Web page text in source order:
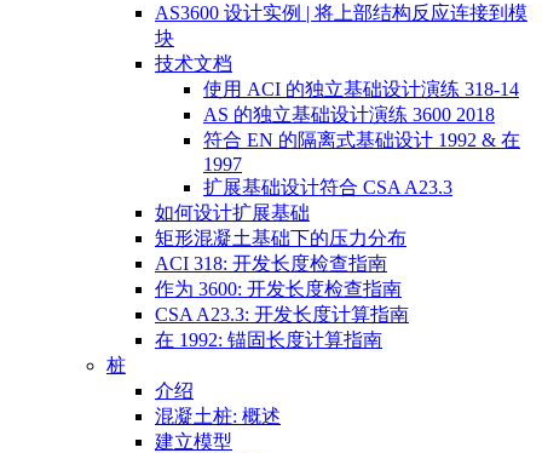
AS3600 设计实例 | 将上部结构反应连接到模
块
技术文档
使用 ACI 的独立基础设计演练 318-14
AS 的独立基础设计演练 3600 2018
符合 EN 的隔离式基础设计 1992 & 在
1997
扩展基础设计符合 CSA A23.3
如何设计扩展基础
矩形混凝土基础下的压力分布
ACI 318: 开发长度检查指南
作为 3600: 开发长度检查指南
CSA A23.3: 开发长度计算指南
在 1992: 锚固长度计算指南
桩
介绍
混凝土桩: 概述
建立模型